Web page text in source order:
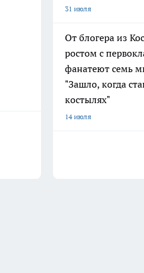
31 июля
От блогера из
ростом с
фанатеют семь
"Зашло, когда
костылях"
14 июля